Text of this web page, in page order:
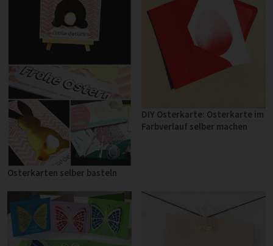
Osterkarten selber basteln
DIY Osterkarte: Osterkarte im
Farbverlauf selber machen